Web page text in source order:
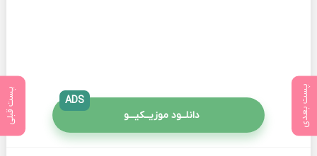
پست بعدی پست قبلی دانلــود موزیــکیـــو
ADS